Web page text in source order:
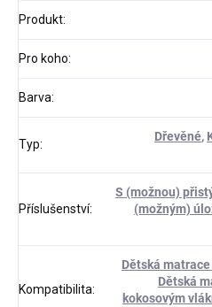
Produkt:
Pro koho:
Barva:
Typ:
Dřevěné,
Příslušenství:
S (možnou)
(možným)
Kompatibilita:
Dětská matrace
Dětská
kokosovým